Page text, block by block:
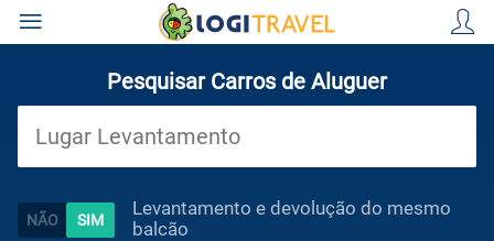
Viagens
Pesquisar Carros de Aluguer
Levantamento e devolução do mesmo
balcão